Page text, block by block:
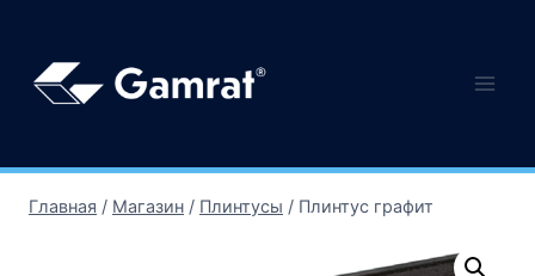
Главная / Магазин / Плинтусы / Плинтус графит